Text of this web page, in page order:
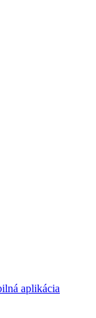
aplikácia